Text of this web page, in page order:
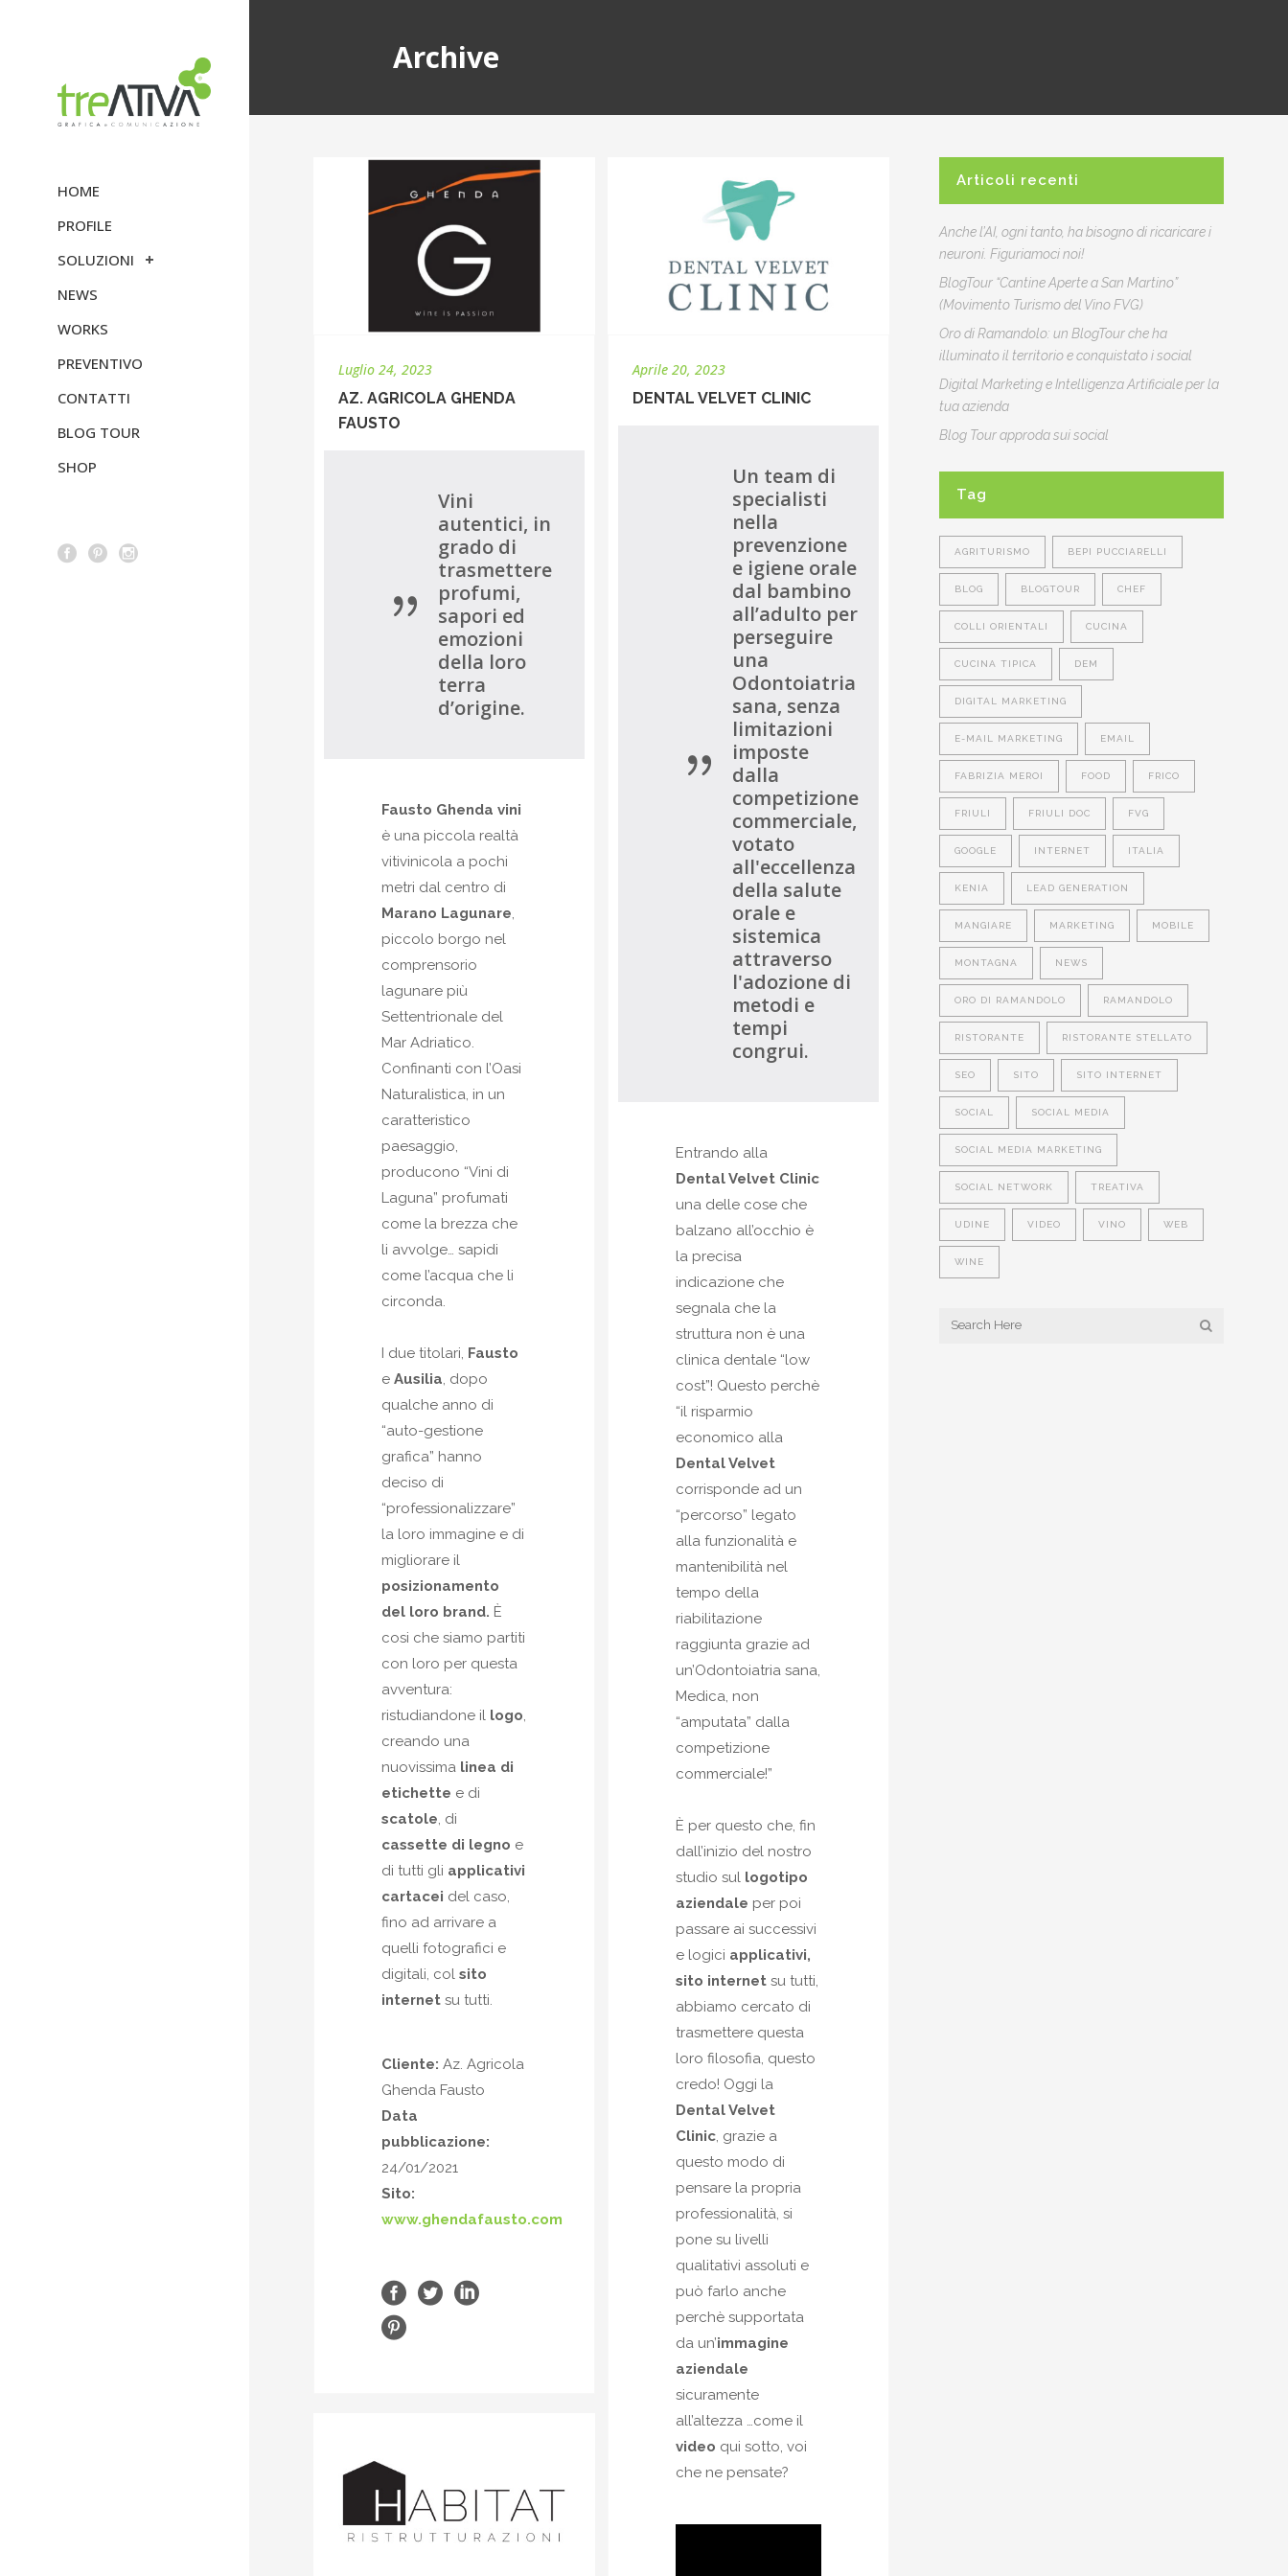
HOME
PROFILE
SOLUZIONI
NEWS
WORKS
PREVENTIVO
CONTATTI
BLOG TOUR
SHOP
Archive
Luglio 24, 2023
AZ. AGRICOLA GHENDA
FAUSTO
Vini
autentici, in
grado di
trasmettere
profumi,
sapori ed
emozioni
della loro
terra
d’origine.
Fausto Ghenda vini
è una piccola realtà
vitivinicola a pochi
metri dal centro di
Marano Lagunare,
piccolo borgo nel
comprensorio
lagunare più
Settentrionale del
Mar Adriatico.
Confinanti con l’Oasi
Naturalistica, in un
caratteristico
paesaggio,
producono “Vini di
Laguna” profumati
come la brezza che
li avvolge… sapidi
come l’acqua che li
circonda.
I due titolari, Fausto
eAusilia, dopo
qualche anno di
“auto-gestione
grafica” hanno
deciso di
“professionalizzare”
la loro immagine e di
migliorare il
posizionamento
del loro brand. È
cosi che siamo partiti
con loro per questa
avventura:
ristudiandone il logo,
creando una
nuovissima linea di
etichette e di
scatole, di
cassette di legno e
di tutti gli applicativi
cartacei del caso,
fino ad arrivare a
quelli fotografici e
digitali, colsito
internet su tutti.
Cliente: Az. Agricola
Ghenda Fausto
Data
pubblicazione:
24/01/2021
Sito:
www.ghendafausto.com
Aprile 20, 2023
DENTAL VELVET CLINIC
Un team di
specialisti
nella
prevenzione
e igiene orale
dal bambino
all’adulto per
perseguire
una
Odontoiatria
sana, senza
limitazioni
imposte
dalla
competizione
commerciale,
votato
all'eccellenza
della salute
orale e
sistemica
attraverso
l'adozione di
metodi e
tempi
congrui.
Entrando alla
Dental Velvet Clinic
una delle cose che
balzano all’occhio è
la precisa
indicazione che
segnala che la
struttura non è una
clinica dentale “low
cost”! Questo perchè
“il risparmio
economico alla
Dental Velvet
corrisponde ad un
“percorso” legato
alla funzionalità e
mantenibilità nel
tempo della
riabilitazione
raggiunta grazie ad
un’Odontoiatria sana,
Medica, non
“amputata” dalla
competizione
commerciale!”
È per questo che, fin
dall’inizio del nostro
studio sul logotipo
aziendale per poi
passare ai successivi
e logici applicativi,
sito internet su tutti,
abbiamo cercato di
trasmettere questa
loro filosofia, questo
credo! Oggi la
Dental Velvet
Clinic, grazie a
questo modo di
pensare la propria
professionalità, si
pone su livelli
qualitativi assoluti e
può farlo anche
perchè supportata
da un’immagine
aziendale
sicuramente
all’altezza …come il
video qui sotto, voi
che ne pensate?
Articoli recenti
Anche l’AI, ogni tanto, ha bisogno di ricaricare i
neuroni. Figuriamoci noi!
BlogTour “Cantine Aperte a San Martino”
(Movimento Turismo del Vino FVG)
Oro di Ramandolo: un BlogTour che ha
illuminato il territorio e conquistato i social
Digital Marketing e Intelligenza Artificiale per la
tua azienda
Blog Tour approda sui social
Tag
AGRITURISMO BEPI PUCCIARELLI
BLOG BLOGTOUR CHEF
COLLI ORIENTALI CUCINA
CUCINA TIPICA DEM
DIGITAL MARKETING
E-MAIL MARKETING EMAIL
FABRIZIA MEROI FOOD FRICO
FRIULI FRIULI DOC FVG
GOOGLE INTERNET ITALIA
KENIA LEAD GENERATION
MANGIARE MARKETING MOBILE
MONTAGNA NEWS
ORO DI RAMANDOLO RAMANDOLO
RISTORANTE RISTORANTE STELLATO
SEO SITO SITO INTERNET
SOCIAL SOCIAL MEDIA
SOCIAL MEDIA MARKETING
SOCIAL NETWORK TREATIVA
UDINE VIDEO VINO WEB
WINE